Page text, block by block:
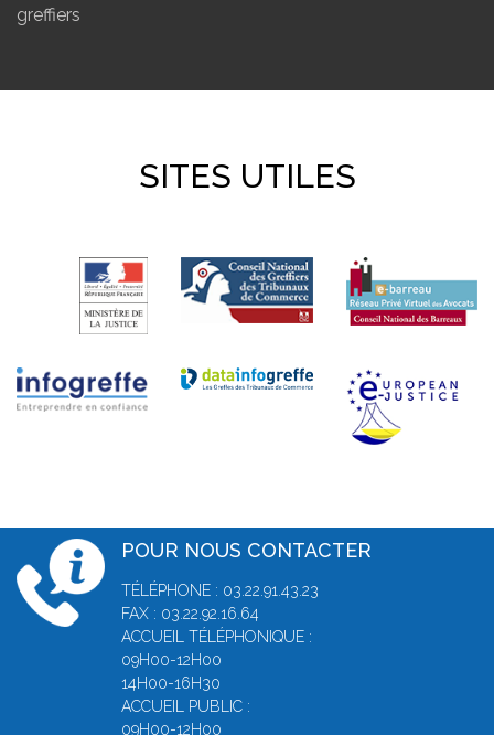
greffiers
SITES UTILES
POUR NOUS CONTACTER
TÉLÉPHONE : 03.22.91.43.23
FAX : 03.22.92.16.64
ACCUEIL TÉLÉPHONIQUE :
09H00-12H00
14H00-16H30
ACCUEIL PUBLIC :
09H00-12H00